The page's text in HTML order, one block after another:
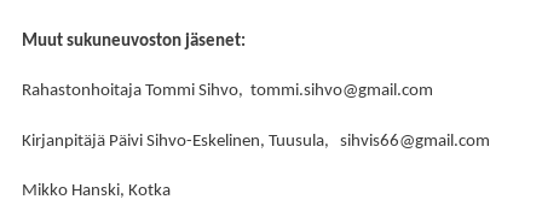
Muut sukuneuvoston jäsenet:
Rahastonhoitaja Tommi Sihvo, tommi.sihvo@gmail.com
Kirjanpitäjä Päivi Sihvo-Eskelinen, Tuusula, sihvis66@gmail.com
Mikko Hanski, Kotka